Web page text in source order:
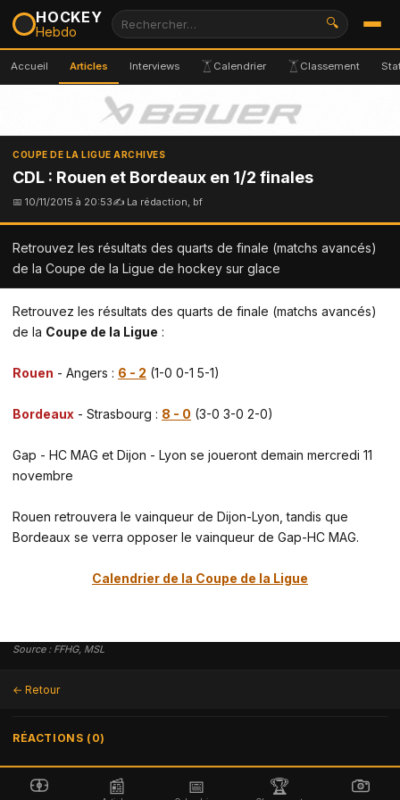
HOCKEY
Hebdo
🔍
Accueil Articles Interviews Calendrier Classement
COUPE DE LA LIGUE ARCHIVES
CDL : Rouen et Bordeaux en 1/2 finales
📅 10/11/2015 à 20:53✍ La rédaction, bf
Retrouvez les résultats des quarts de finale (matchs avancés)
de la Coupe de la Ligue de hockey sur glace
Retrouvez les résultats des quarts de finale (matchs avancés)
de la Coupe de la Ligue :
Rouen - Angers : 6 - 2 (1-0 0-1 5-1)
Bordeaux - Strasbourg : 8 - 0 (3-0 3-0 2-0)
Gap - HC MAG et Dijon - Lyon se joueront demain mercredi 11
novembre
Rouen retrouvera le vainqueur de Dijon-Lyon, tandis que
Bordeaux se verra opposer le vainqueur de Gap-HC MAG.
Calendrier de la Coupe de la Ligue
Source : FFHG, MSL
← Retour
RÉACTIONS (0)
📰 📅 🏆